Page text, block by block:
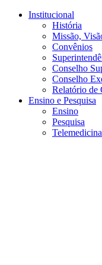
Conteúdo principal
Institucional
História
Missão,
Convênios
Conselho
Conselho
Relatório de
Ensino e Pesquisa
Ensino
Pesquisa
Telemedicina